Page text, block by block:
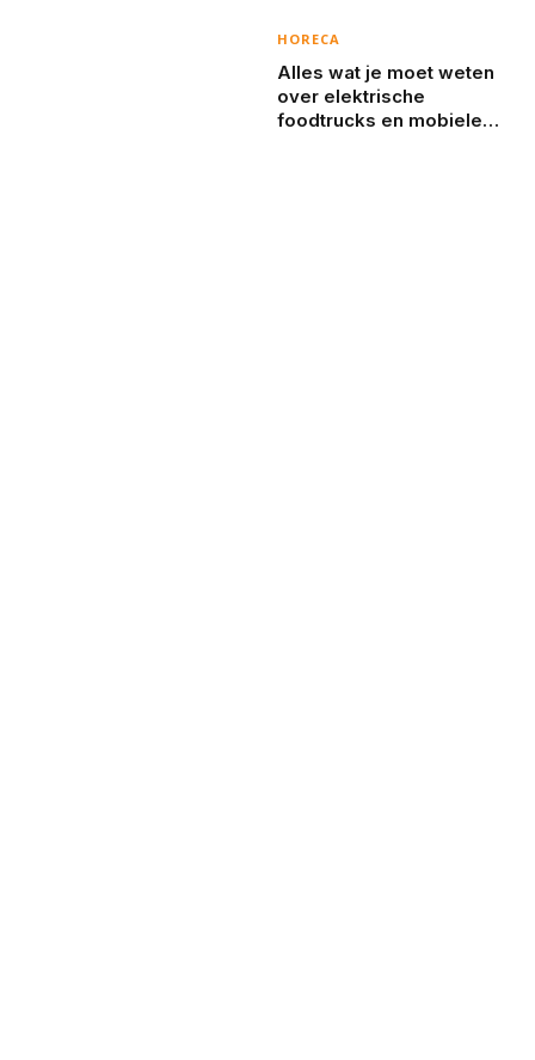
HORECA
Alles wat je moet weten
over elektrische
foodtrucks en mobiele